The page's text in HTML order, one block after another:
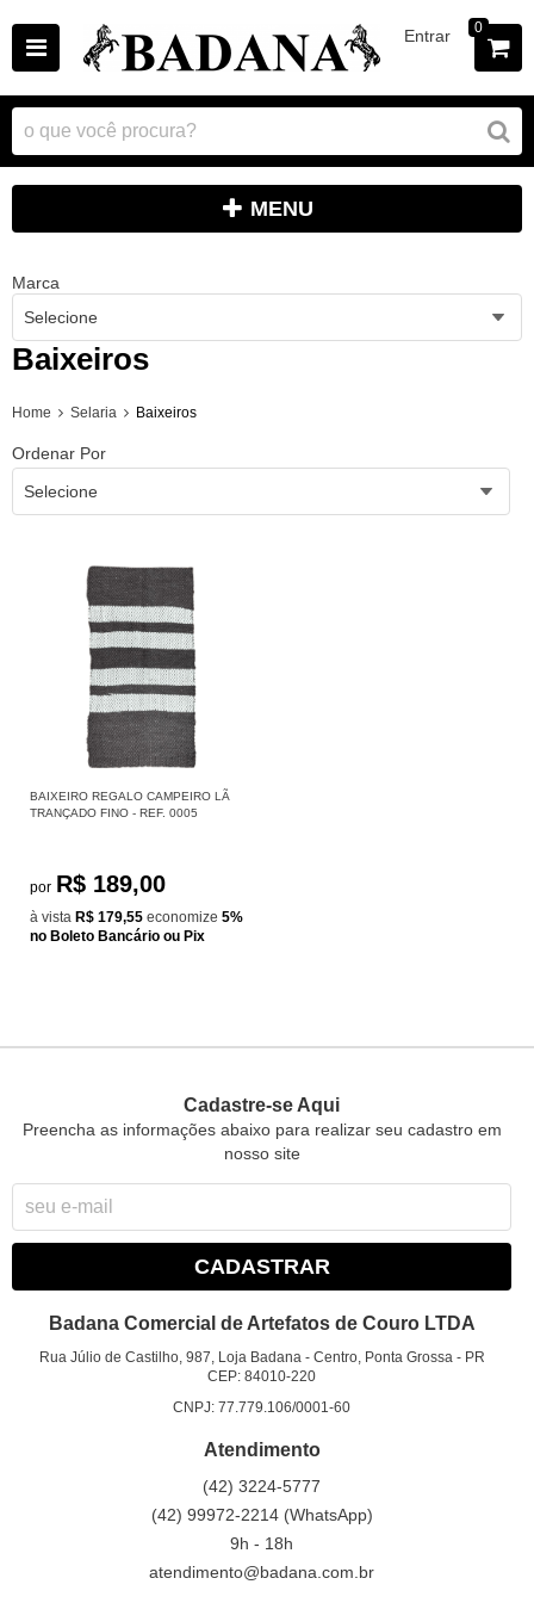
Entrar 0
MENU
Marca
Selecione
Baixeiros
Home Selaria Baixeiros
Ordenar Por
Selecione
BAIXEIRO REGALO CAMPEIRO LÃ
TRANÇADO FINO - REF. 0005
por R$ 189,00
à vista R$ 179,55 economize 5%
no Boleto Bancário ou Pix
Cadastre-se Aqui
Preencha as informações abaixo para realizar seu cadastro em
nosso site
CADASTRAR
Badana Comercial de Artefatos de Couro LTDA
Rua Júlio de Castilho, 987, Loja Badana- Centro, Ponta Grossa- PR
CEP: 84010-220
CNPJ: 77.779.106/0001-60
Atendimento
(42) 3224-5777
(42) 99972-2214 (WhatsApp)
9h - 18h
atendimento@badana.com.br